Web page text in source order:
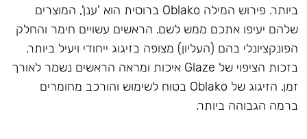
ביותר. פירוש המילה Oblako ברוסית הוא 'ענן', המוצרים
שלהם יעיפו אתכם ממש לשם. הראשים עשויים חימר והחלק
הפונקציונלי בהם (העליון) מצופה בזיגוג ייחודי ויעיל ביותר.
בזכות הציפוי של Glaze איכות ומראה הראשים נשמר לאורך
זמן. הזיגוג של Oblako בטוח לשימוש והורכב מחומרים
ברמה הגבוהה ביותר.